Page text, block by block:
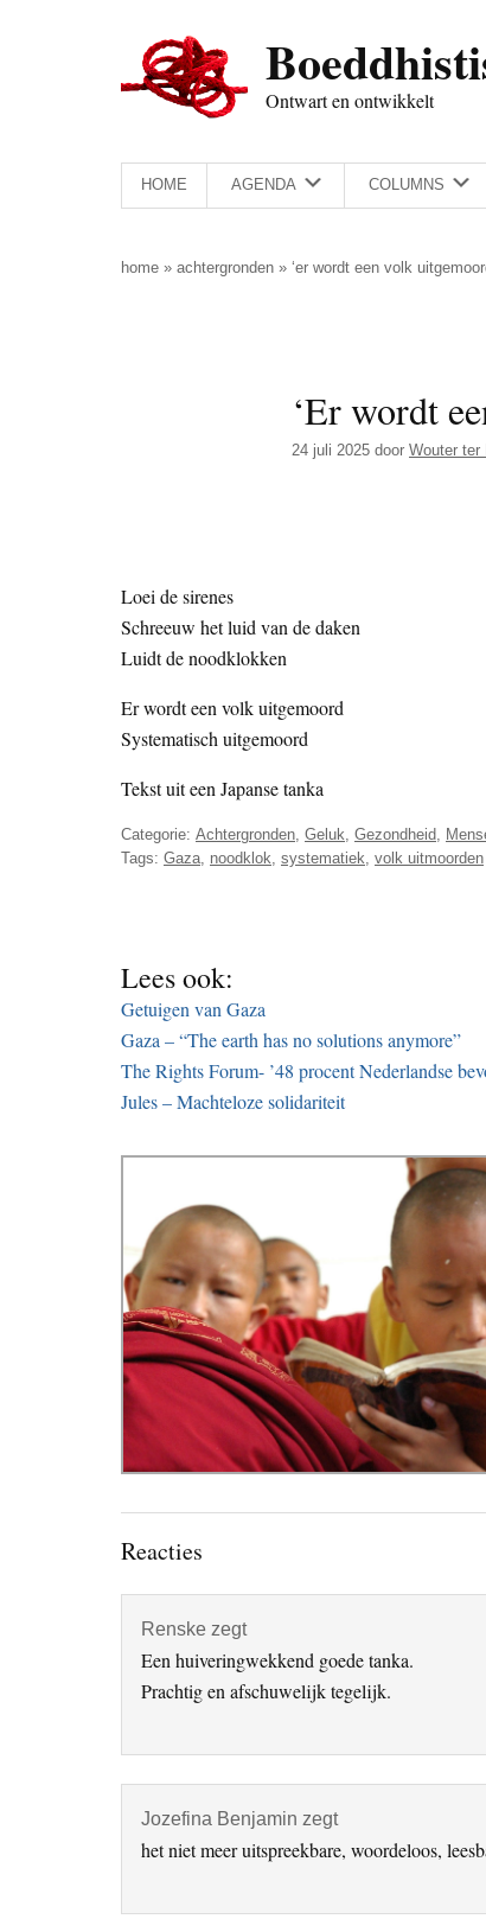
Ontwart en ontwikkelt
HOME AGENDA COLUMNS
home » achtergronden » ‘er wordt een volk
‘Er wordt
24 juli 2025 door Wouter ter
Loei de sirenes
Schreeuw het luid van de daken
Luidt de noodklokken
Er wordt een volk uitgemoord
Systematisch uitgemoord
Tekst uit een Japanse tanka
Categorie: Achtergronden, Geluk, Gezondheid,
Tags: Gaza, noodklok, systematiek, volk uitmoorden
Lees ook:
Getuigen van Gaza
Gaza – “The earth has no solutions anymore”
The Rights Forum- ’48 procent Nederlandse
Jules – Machteloze solidariteit
Lees
Reacties
Renske zegt
Een huiveringwekkend goede tanka.
Prachtig en afschuwelijk tegelijk.
Jozefina Benjamin zegt
het niet meer uitspreekbare, woordeloos,